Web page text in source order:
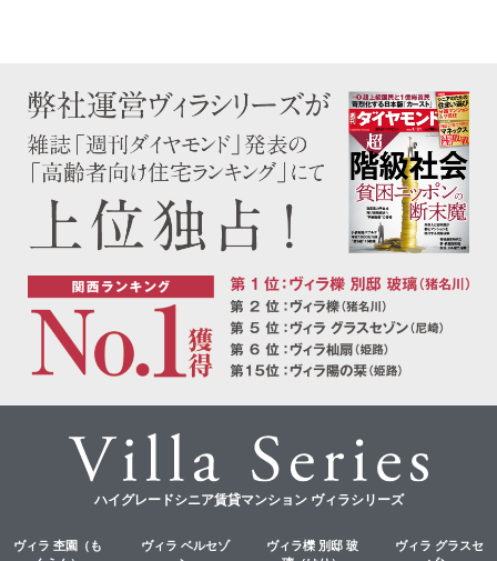
ハイグレードシニア賃貸マンション ヴィラシリーズ
ヴィラ 杢園（も
ヴィラ ベルセゾ
ヴィラ櫟 別邸 玻
ヴィラ グラスセ